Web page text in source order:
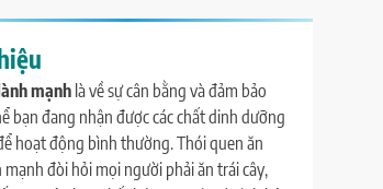
mạnh là về sự cân bằng và đảm bảo
bạn đang nhận được các chất dinh dưỡng
hoạt động bình thường. Thói quen ăn
mạnh đòi hỏi mọi người phải ăn trái cây,